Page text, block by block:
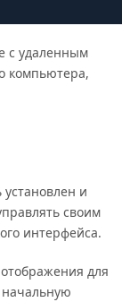
с удаленным
компьютера,
и
своим
интерфейса.
для
начальную